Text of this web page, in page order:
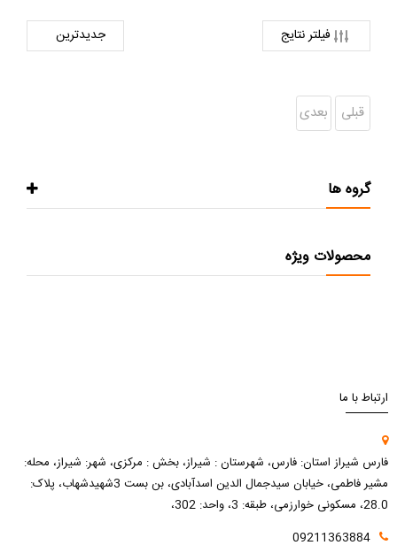
فیلتر نتایج
قبلی بعدی
گروه ها
محصولات ویژه
ارتباط با ما
فارس شیراز استان: فارس، شهرستان : شیراز، بخش : مرکزی، شهر: شیراز، محله:
مشیر فاطمی، خیابان سیدجمال الدین اسدآبادی، بن بست 3شهیدشهاب، پلاک:
28.0، مسکونی خوارزمی، طبقه: 3، واحد: 302،
09211363884